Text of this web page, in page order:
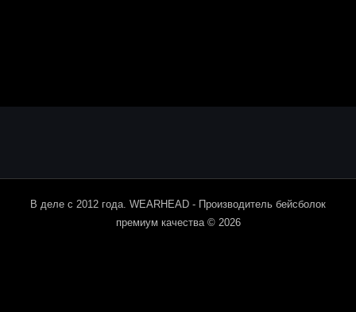
В деле с 2012 года. WEARHEAD - Производитель бейсболок
премиум качества © 2026